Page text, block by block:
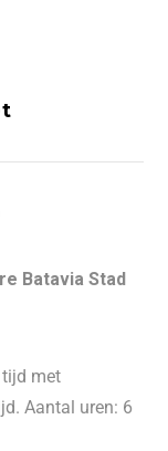
Batavia Stad
met
Aantal uren: 6